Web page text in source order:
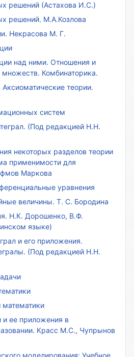
решений (Астахова И.С.)
решений. М.А.Козлова
Некрасова М. Г.
над ними. Отношения и
Комбинаторика.
теории.
систем
(Под редакцией Н.Н.
некоторых разделов теории
применимости для
Маркова
уравнения
величины. Т. С. Бородина
Н.К. Дорошенко, В.Ф.
языке)
и его приложения.
(Под редакцией Н.Н.
ее приложения в
Красс М.С., Чупрынов